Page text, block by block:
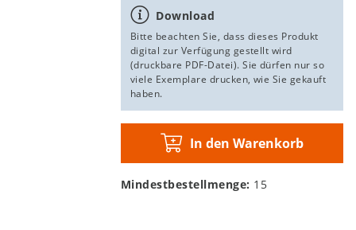
Download
Bitte beachten Sie, dass dieses Produkt
digital zur Verfügung gestellt wird
(druckbare PDF-Datei). Sie dürfen nur so
viele Exemplare drucken, wie Sie gekauft
haben.
In den Warenkorb
Mindestbestellmenge: 15